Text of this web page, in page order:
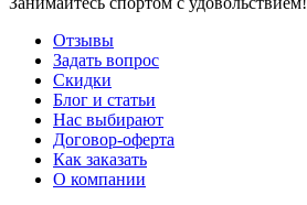
Отзывы
Задать вопрос
Скидки
Блог и статьи
Нас выбирают
Договор-оферта
Как заказать
О компании